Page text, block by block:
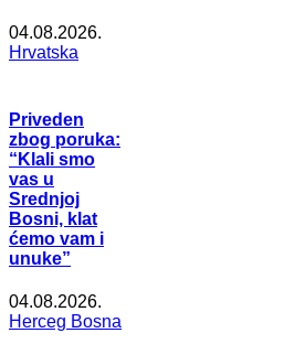
04.08.2026.
Hrvatska
Priveden
zbog poruka:
“Klali smo
vas u
Srednjoj
Bosni, klat
ćemo vam i
unuke”
04.08.2026.
Herceg Bosna